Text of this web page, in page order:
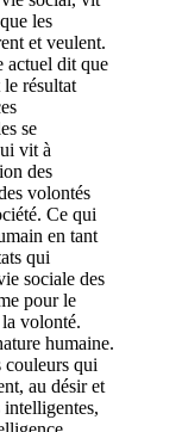
les
et veulent.
actuel dit que
résultat
se
vit à
des
volontés
Ce qui
en tant
qui
sociale des
pour le
volonté.
humaine.
couleurs qui
au désir et